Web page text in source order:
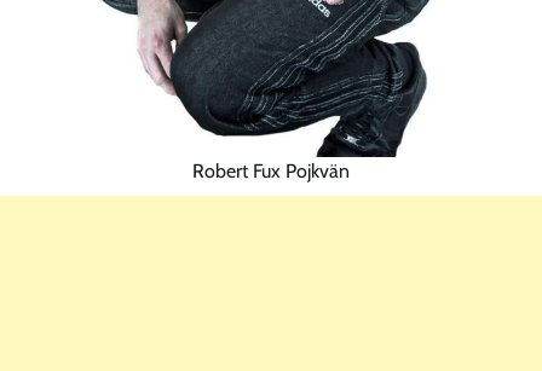
Robert Fux Pojkvän